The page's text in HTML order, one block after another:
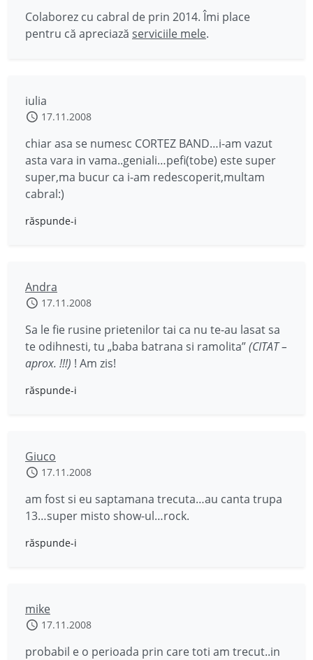
Colaborez cu cabral de prin 2014. Îmi place
pentru că apreciază serviciile mele.
iulia
17.11.2008
chiar asa se numesc CORTEZ BAND…i-am vazut
asta vara in vama..geniali…pefi(tobe) este super
super,ma bucur ca i-am redescoperit,multam
cabral:)
răspunde-i
Andra
17.11.2008
Sa le fie rusine prietenilor tai ca nu te-au lasat sa
te odihnesti, tu „baba batrana si ramolita”(CITAT –
aprox. !!!) ! Am zis!
răspunde-i
Giuco
17.11.2008
am fost si eu saptamana trecuta…au canta trupa
13…super misto show-ul…rock.
răspunde-i
mike
17.11.2008
probabil e o perioada prin care toti am trecut..in